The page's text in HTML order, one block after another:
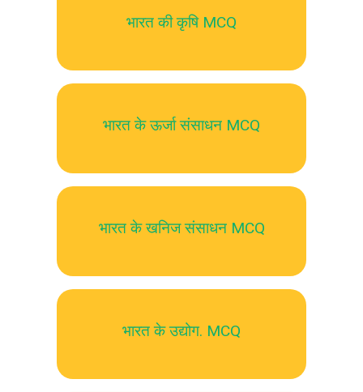
भारत की कृषि MCQ
भारत के ऊर्जा संसाधन MCQ
भारत के खनिज संसाधन MCQ
भारत के उद्योग. MCQ